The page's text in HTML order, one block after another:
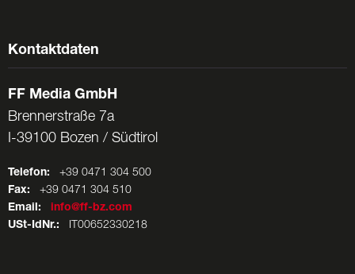
Kontaktdaten
FF Media GmbH
Brennerstraße 7a
I-39100 Bozen / Südtirol
Telefon: +39 0471 304 500
Fax: +39 0471 304 510
Email:
info@ff-bz.com
USt-IdNr.: IT00652330218